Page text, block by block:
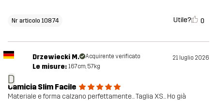
Nr articolo 10874 Utile? 0
D
Drzewiecki M. Acquirente verificato 21 luglio 2026
Le misure: 167cm, 57kg
Camicia Slim Facile
Materiale e forma calzano perfettamente... Taglia XS... Ho già